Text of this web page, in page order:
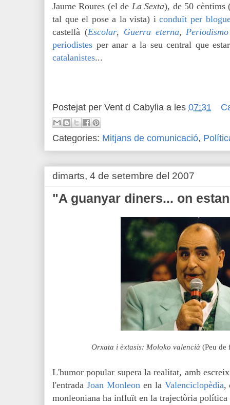
Jaume Roures (el de La Sexta), de 50 cèntims
tal que el pose a la vista) iconduït per
castellà (Escolar, Guerra eterna,
periodistes per anar a la seu central que
catalanistes...
Postejat per Vent d Cabylia a les 07:31
Categories: Mitjans de comunicació,
dimarts, 4 de setembre del 2007
"A guanyar diners... on
Orxata i èxtasis: Moloko valencià (Peu de
L'humor popular supera la realitat, amb
l'entrada Joan Monleonen la Valenciclopèdia,
monleoniana ha influït en la trajectòria política